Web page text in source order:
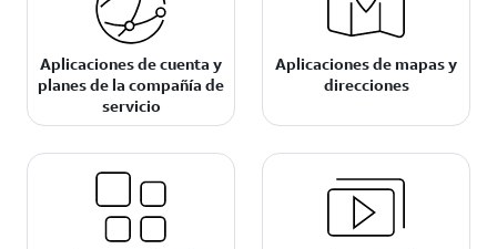
Aplicaciones de cuenta y
planes de la compañía de
servicio
Aplicaciones de mapas y
direcciones